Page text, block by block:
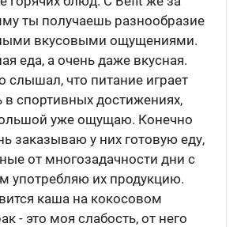
ты получаешь разнообразие
вкусовыми ощущениями.
еда, а очень даже вкусная.
слышал, что питание играет
спортивных достижениях,
уже ощущаю. Конечно
заказываю у них готовую еду,
от многозадачности дни с
употребляю их продукцию.
каша на кокосовом
- это моя слабость, от него